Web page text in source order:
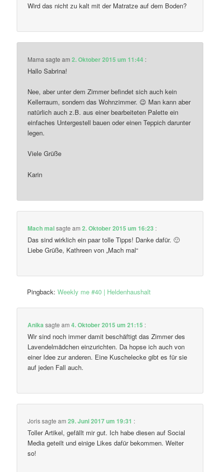
Wird das nicht zu kalt mit der Matratze auf dem Boden?
Mama sagte am2. Oktober 2015 um 11:44 :
Hallo Sabrina!
Nee, aber unter dem Zimmer befindet sich auch kein
Kellerraum, sondern das Wohnzimmer. 😉 Man kann aber
natürlich auch z.B. aus einer bearbeiteten Palette ein
einfaches Untergestell bauen oder einen Teppich darunter
legen.
Viele Grüße
Karin
Mach malsagte am2. Oktober 2015 um 16:23 :
Das sind wirklich ein paar tolle Tipps! Danke dafür. 🙂
Liebe Grüße, Kathreen von „Mach mal“
Pingback:Weekly me #40 | Heldenhaushalt
Anika sagte am4. Oktober 2015 um 21:15 :
Wir sind noch immer damit beschäftigt das Zimmer des
Lavendelmädchen einzurichten. Da hopse ich auch von
einer Idee zur anderen. Eine Kuschelecke gibt es für sie
auf jeden Fall auch.
Jorissagte am29. Juni 2017 um 19:31 :
Toller Artikel, gefällt mir gut. Ich habe diesen auf Social
Media geteilt und einige Likes dafür bekommen. Weiter
so!